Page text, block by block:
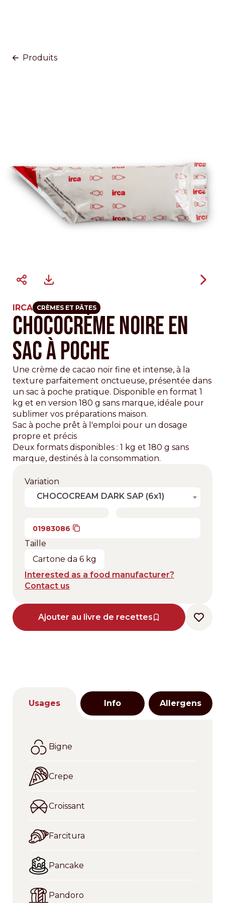
Produits
IRCA CRÈMES ET PÂTES
CHOCOCRÈME NOIRE EN
SAC À POCHE
Une crème de cacao noir fine et intense, à la
texture parfaitement onctueuse, présentée dans
un sac à poche pratique. Disponible en format 1
kg et en version 180 g sans marque, idéale pour
sublimer vos préparations maison.
Sac à poche prêt à l'emploi pour un dosage
propre et précis
Deux formats disponibles : 1 kg et 180 g sans
marque, destinés à la consommation.
Variation
CHOCOCREAM DARK SAP (6x1)
01983086
Taille
Cartone da 6 kg
Interested as a food manufacturer?
Contact us
Ajouter au livre de recettes
Usages Info Allergens
Bigne
Crepe
Croissant
Farcitura
Pancake
Pandoro